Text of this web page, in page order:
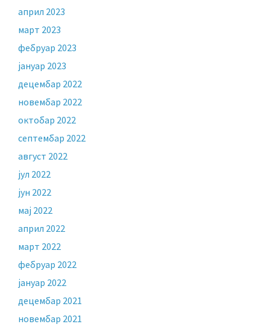
април 2023
март 2023
фебруар 2023
јануар 2023
децембар 2022
новембар 2022
октобар 2022
септембар 2022
август 2022
јул 2022
јун 2022
мај 2022
април 2022
март 2022
фебруар 2022
јануар 2022
децембар 2021
новембар 2021